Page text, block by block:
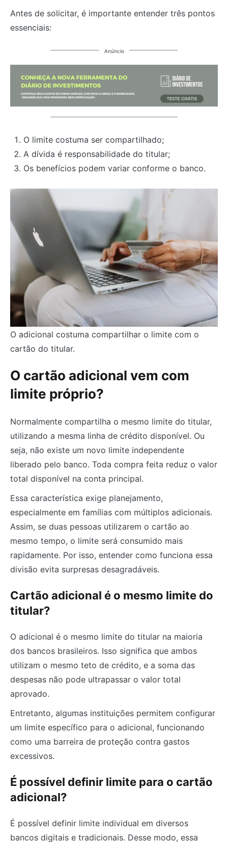
Antes de solicitar, é importante entender três pontos
essenciais:
Anúncio
O limite costuma ser compartilhado;
A dívida é responsabilidade do titular;
Os benefícios podem variar conforme o banco.
O adicional costuma compartilhar o limite com o
cartão do titular.
O cartão adicional vem com
limite próprio?
Normalmente compartilha o mesmo limite do titular,
utilizando a mesma linha de crédito disponível. Ou
seja, não existe um novo limite independente
liberado pelo banco. Toda compra feita reduz o valor
total disponível na conta principal.
Essa característica exige planejamento,
especialmente em famílias com múltiplos adicionais.
Assim, se duas pessoas utilizarem o cartão ao
mesmo tempo, o limite será consumido mais
rapidamente. Por isso, entender como funciona essa
divisão evita surpresas desagradáveis.
Cartão adicional é o mesmo limite do
titular?
O adicional é o mesmo limite do titular na maioria
dos bancos brasileiros. Isso significa que ambos
utilizam o mesmo teto de crédito, e a soma das
despesas não pode ultrapassar o valor total
aprovado.
Entretanto, algumas instituições permitem configurar
um limite específico para o adicional, funcionando
como uma barreira de proteção contra gastos
excessivos.
É possível definir limite para o cartão
adicional?
É possível definir limite individual em diversos
bancos digitais e tradicionais. Desse modo, essa